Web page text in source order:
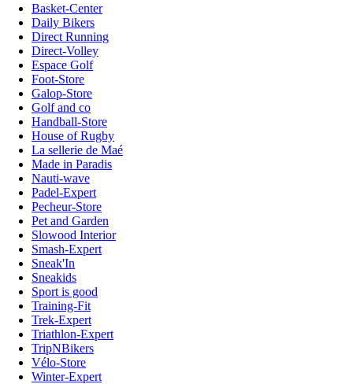
Basket-Center
Daily Bikers
Direct Running
Direct-Volley
Espace Golf
Foot-Store
Galop-Store
Golf and co
Handball-Store
House of Rugby
La sellerie de Maé
Made in Paradis
Nauti-wave
Padel-Expert
Pecheur-Store
Pet and Garden
Slowood Interior
Smash-Expert
Sneak'In
Sneakids
Sport is good
Training-Fit
Trek-Expert
Triathlon-Expert
TripNBikers
Vélo-Store
Winter-Expert